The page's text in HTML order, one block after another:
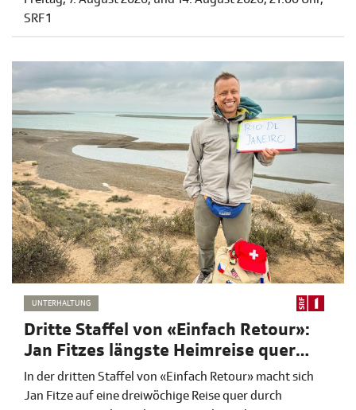
definiert.
SRF 1
UNTERHALTUNG
Dritte Staffel von «Einfach Retour»:
Jan Fitzes längste Heimreise quer
durch Südamerika
In der dritten Staffel von «Einfach Retour» macht sich
Jan Fitze auf eine dreiwöchige Reise quer durch